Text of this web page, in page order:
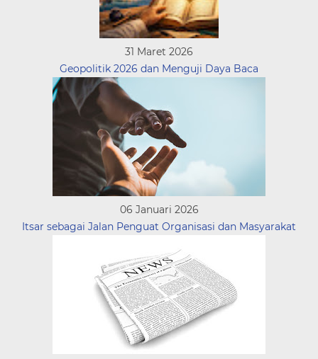
31 Maret 2026
Geopolitik 2026 dan Menguji Daya Baca
06 Januari 2026
Itsar sebagai Jalan Penguat Organisasi dan Masyarakat